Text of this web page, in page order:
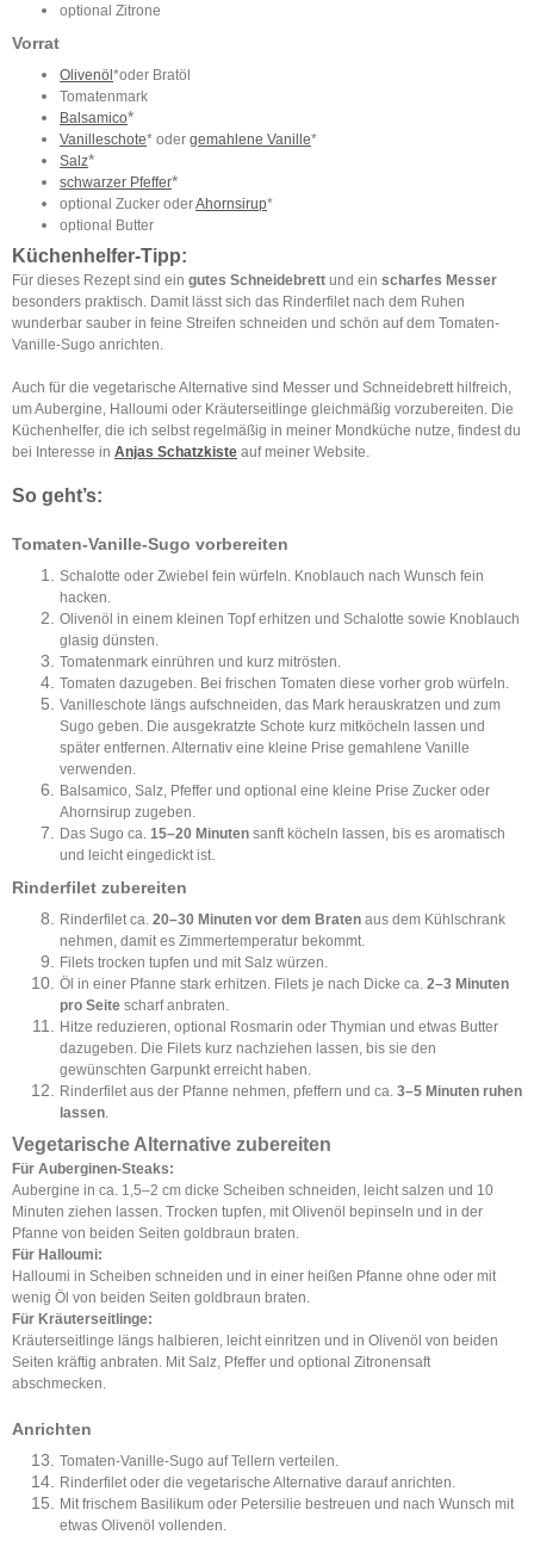
optional Zitrone
Vorrat
Olivenöl *oder Bratöl
Tomatenmark
Balsamico*
Vanilleschote* oder gemahlene Vanille*
Salz*
schwarzer Pfeffer*
optional Zucker oderAhornsirup*
optional Butter
Küchenhelfer-Tipp:
Für dieses Rezept sind ein gutes Schneidebrett und ein scharfes Messer
besonders praktisch. Damit lässt sich das Rinderfilet nach dem Ruhen
wunderbar sauber in feine Streifen schneiden und schön auf dem Tomaten-
Vanille-Sugo anrichten.
Auch für die vegetarische Alternative sind Messer und Schneidebrett hilfreich,
um Aubergine, Halloumi oder Kräuterseitlinge gleichmäßig vorzubereiten. Die
Küchenhelfer, die ich selbst regelmäßig in meiner Mondküche nutze, findest du
bei Interesse in Anjas Schatzkiste auf meiner Website.
So geht’s:
Tomaten-Vanille-Sugo vorbereiten
Schalotte oder Zwiebel fein würfeln. Knoblauch nach Wunsch fein
hacken.
Olivenöl in einem kleinen Topf erhitzen und Schalotte sowie Knoblauch
glasig dünsten.
Tomatenmark einrühren und kurz mitrösten.
Tomaten dazugeben. Bei frischen Tomaten diese vorher grob würfeln.
Vanilleschote längs aufschneiden, das Mark herauskratzen und zum
Sugo geben. Die ausgekratzte Schote kurz mitköcheln lassen und
später entfernen. Alternativ eine kleine Prise gemahlene Vanille
verwenden.
Balsamico, Salz, Pfeffer und optional eine kleine Prise Zucker oder
Ahornsirup zugeben.
Das Sugo ca. 15–20 Minuten sanft köcheln lassen, bis es aromatisch
und leicht eingedickt ist
Rinderfilet zubereiten
Rinderfilet ca. 20–30 Minuten vor dem Braten aus dem Kühlschrank
nehmen, damit es Zimmertemperatur bekommt.
Filets trocken tupfen und mit Salz würzen.
Öl in einer Pfanne stark erhitzen. Filets je nach Dicke ca. 2–3 Minuten
pro Seite scharf anbraten.
Hitze reduzieren, optional Rosmarin oder Thymian und etwas Butter
dazugeben. Die Filets kurz nachziehen lassen, bis sie den
gewünschten Garpunkt erreicht haben.
Rinderfilet aus der Pfanne nehmen, pfeffern und ca. 3–5 Minuten ruhen
lassen.
Vegetarische Alternative zubereiten
Für Auberginen-Steaks:
Aubergine in ca. 1,5–2 cm dicke Scheiben schneiden, leicht salzen und 10
Minuten ziehen lassen. Trocken tupfen, mit Olivenöl bepinseln und in der
Pfanne von beiden Seiten goldbraun braten.
Für Halloumi:
Halloumi in Scheiben schneiden und in einer heißen Pfanne ohne oder mit
wenig Öl von beiden Seiten goldbraun braten.
Für Kräuterseitlinge:
Kräuterseitlinge längs halbieren, leicht einritzen und in Olivenöl von beiden
Seiten kräftig anbraten. Mit Salz, Pfeffer und optional Zitronensaft
abschmecken.
Anrichten
Tomaten-Vanille-Sugo auf Tellern verteilen.
Rinderfilet oder die vegetarische Alternative darauf anrichten.
Mit frischem Basilikum oder Petersilie bestreuen und nach Wunsch mit
etwas Olivenöl vollenden.